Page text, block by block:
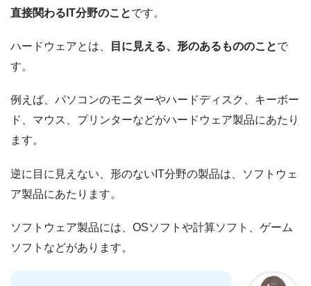
直接関わるIT分野のことです。
ハードウェアとは、 目に見える、形のあるもののことで
す。
例えば、パソコンのモニターやハードディスク、キーボー
ド、マウス、プリンターなどがハードウェア製品にあたり
ます。
逆に目に見えない、形のないIT分野の製品は、ソフトウェ
ア製品にあたります。
ソフトウェア製品には、OSソフトや計算ソフト、ゲーム
ソフトなどがあります。